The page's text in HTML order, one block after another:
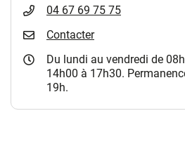
04 67 69 75 75
Contacter
Du lundi au vendredi de
14h00 à 17h30.
19h.